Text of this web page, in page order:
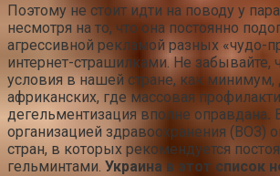
Поэтому не стоит идти на поводу у
несмотря на то, что она постоянно
агрессивной рекламой разных «чудо-
интернет-страшилками. Не забывайте,
условия в нашей стране, как минимум,
африканских, где массовая
дегельментизация вполне оправдана.
организацией здравоохранения (ВОЗ)
стран, в которых рекомендуется
гельминтами. Украина в этот список